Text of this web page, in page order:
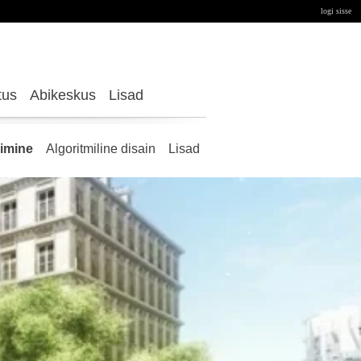
logi sisse
Abikeskus Lisad
Algoritmiline disain Lisad